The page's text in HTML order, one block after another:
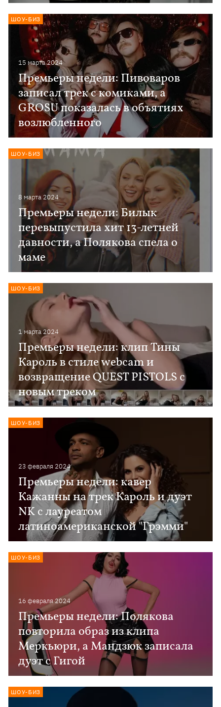
15 марта 2024
Премьеры недели: Пивоваров
записал трек с комиками, а
GROSU показалась в объятиях
возлюбленного
ШОУ-БИЗ
8 марта 2024
Премьеры недели: Билык
перевыпустила хит 13-летней
давности, а Полякова спела о
маме
ШОУ-БИЗ
1 марта 2024
Премьеры недели: клип Тины
Кароль в стиле webcam и
возвращение QUEST PISTOLS с
новым треком
ШОУ-БИЗ
23 февраля 2024
Премьеры недели: кавер
Кажанны на трек Кароль и дуэт
NK c лауреатом
латиноамериканской "Грэмми"
ШОУ-БИЗ
16 февраля 2024
Премьеры недели: Полякова
повторила образ из клипа
Меркьюри, а Мандзюк записала
дуэт с Гигой
ШОУ-БИЗ
ШОУ-БИЗ